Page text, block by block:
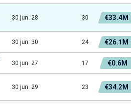
30 jun. 28 30 €33.4M
30 jun. 30 24 €26.1M
30 jun. 27 17 €0.6M
30 jun. 29 23 €34.2M